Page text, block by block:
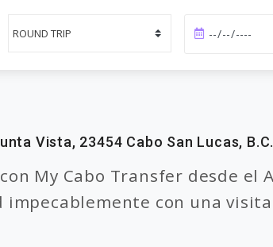
Vista, 23454 Cabo San Lucas,
My Cabo Transfer desde el
con una